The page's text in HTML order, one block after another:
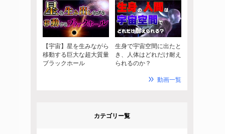
【宇宙】星を生みながら
移動する巨大な超大質量
ブラックホール
生身で宇宙空間に出たと
き、人体はどれだけ耐え
られるのか？
動画一覧
カテゴリー覧